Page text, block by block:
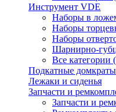
Инструмент VDE
Наборы в
Наборы
Наборы
Шарнирно-
Все категории
Подкатные домкраты
Лежаки и сиденья
Запчасти и
Запчасти и